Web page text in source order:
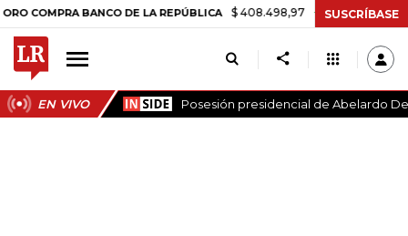
BANCO DE LA REPÚBLICA $ 408.498,97 +$ 8.753,81 +2,19%
SUSCRÍBASE
EN VIVO Posesión presidencial de Abelardo